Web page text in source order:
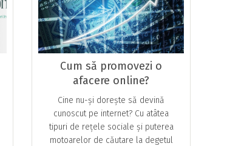
Cum să promovezi o
afacere online?
Cine nu-și dorește să devină
cunoscut pe internet? Cu atâtea
tipuri de rețele sociale și puterea
motoarelor de căutare la degetul